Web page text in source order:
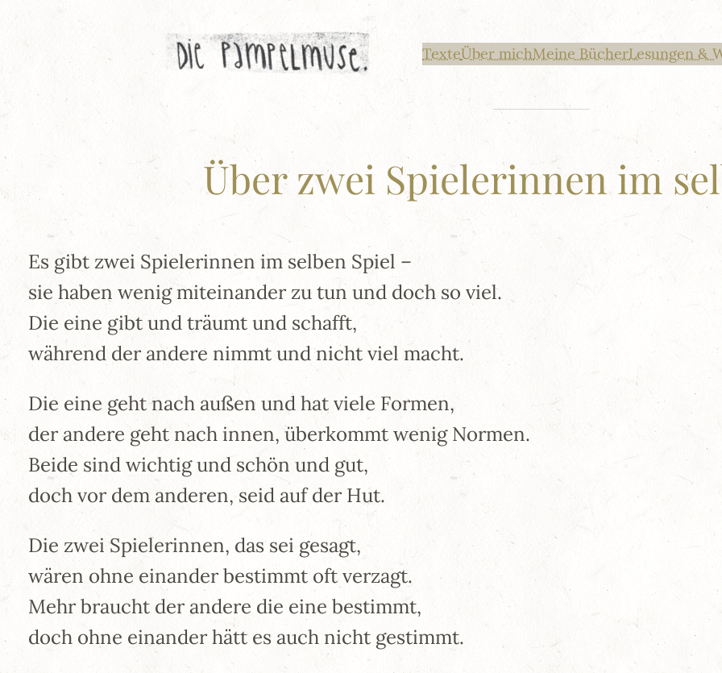
Zum
Inhalt
TexteÜber michMeine BücherLesungen &
Über zwei Spielerinnen im
Es gibt zwei Spielerinnen im selben Spiel –
sie haben wenig miteinander zu tun und doch so viel.
Die eine gibt und träumt und schafft,
während der andere nimmt und nicht viel macht.
Die eine geht nach außen und hat viele Formen,
der andere geht nach innen, überkommt wenig Normen.
Beide sind wichtig und schön und gut,
doch vor dem anderen, seid auf der Hut.
Die zwei Spielerinnen, das sei gesagt,
wären ohne einander bestimmt oft verzagt.
Mehr braucht der andere die eine bestimmt,
doch ohne einander hätt es auch nicht gestimmt.